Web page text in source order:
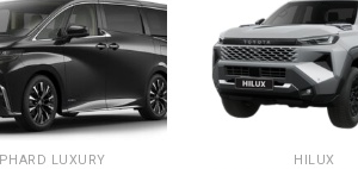
LUXURY HILUX